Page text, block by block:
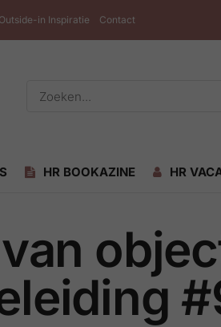
Outside-in Inspiratie Contact
HR BOOKAZINE HR